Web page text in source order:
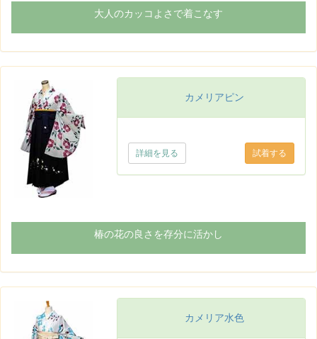
大人のカッコよさで着こなす
カメリアピン
詳細を見る
椿の花の良さを存分に活かし
カメリア水色